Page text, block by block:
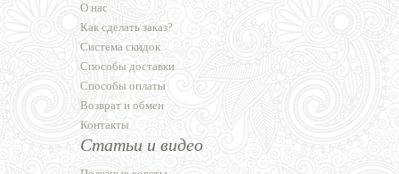
О нас
Как сделать заказ?
Система скидок
Способы доставки
Способы оплаты
Возврат и обмен
Контакты
Статьи и видео